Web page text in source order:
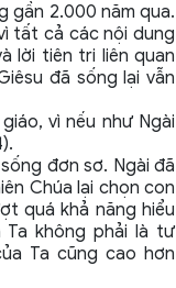
gần 2.000 năm qua.
tất cả các nội dung
lời tiên tri liên quan
đã sống lại vẫn
vì nếu như Ngài
đơn sơ. Ngài đã
Chúa lại chọn con
quá khả năng hiểu
Ta không phải là tư
Ta cũng cao hơn